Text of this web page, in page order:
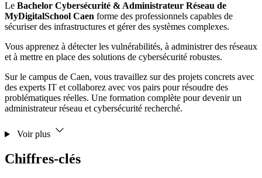
Le Bachelor Cybersécurité & Administrateur Réseau de
MyDigitalSchool Caen forme des professionnels capables de
sécuriser des infrastructures et gérer des systèmes complexes.
Vous apprenez à détecter les vulnérabilités, à administrer des réseaux
et à mettre en place des solutions de cybersécurité robustes.
Sur le campus de Caen, vous travaillez sur des projets concrets avec
des experts IT et collaborez avec vos pairs pour résoudre des
problématiques réelles. Une formation complète pour devenir un
administrateur réseau et cybersécurité recherché.
Voir plus
Chiffres-clés